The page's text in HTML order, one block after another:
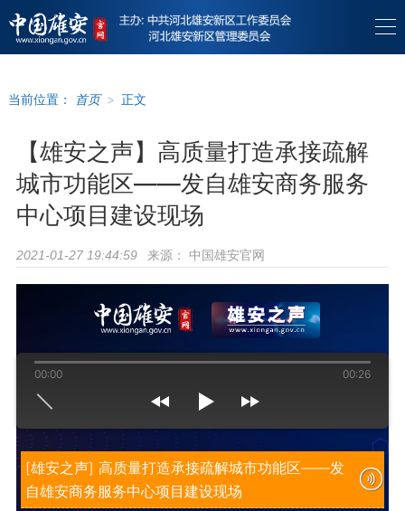
当前位置： 首页 > 正文
【雄安之声】高质量打造承接疏解
城市功能区——发自雄安商务服务
中心项目建设现场
2021-01-27 19:44:59 来源： 中国雄安官网
[雄安之声] 高质量打造承接疏解城市功能区——发
自雄安商务服务中心项目建设现场
00:00 00:26